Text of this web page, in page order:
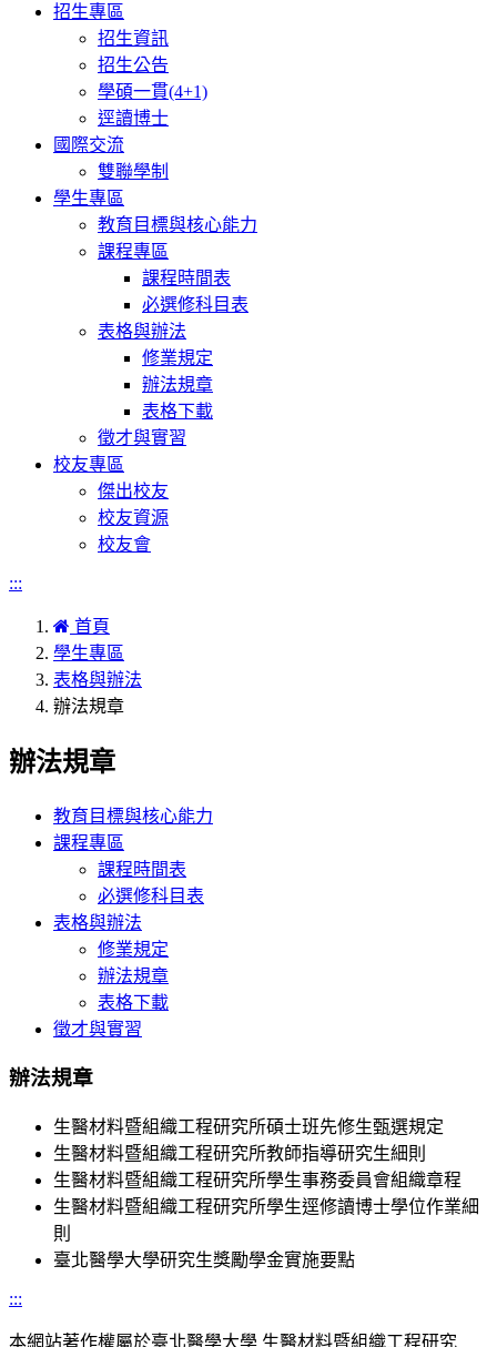
招生專區
招生資訊
招生公告
學碩一貫(4+1)
逕讀博士
國際交流
雙聯學制
學生專區
教育目標與核心能力
課程專區
課程時間表
必選修科目表
表格與辦法
修業規定
辦法規章
表格下載
徵才與實習
校友專區
傑出校友
校友資源
校友會
:::
首頁
學生專區
表格與辦法
辦法規章
辦法規章
教育目標與核心能力
課程專區
課程時間表
必選修科目表
表格與辦法
修業規定
辦法規章
表格下載
徵才與實習
辦法規章
生醫材料暨組織工程研究所碩士班先修生甄選規定
生醫材料暨組織工程研究所教師指導研究生細則
生醫材料暨組織工程研究所學生事務委員會組織章程
生醫材料暨組織工程研究所學生逕修讀博士學位作業細
則
臺北醫學大學研究生獎勵學金實施要點
:::
本網站著作權屬於臺北醫學大學 生醫材料暨組織工程研究